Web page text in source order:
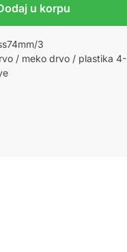
u korpu
3
/ meko drvo / plastika 4-